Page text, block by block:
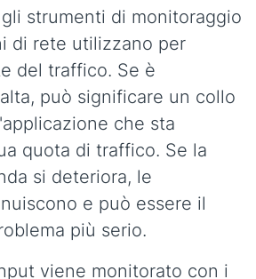
strumenti di monitoraggio
di rete utilizzano per
del traffico. Se è
può significare un collo
che sta
quota di traffico. Se la
si deteriora, le
e può essere il
più serio.
viene monitorato con i